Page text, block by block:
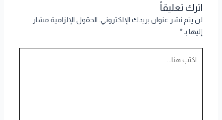
اترك تعليقاً
لن يتم نشر عنوان بريدك الإلكتروني. الحقول الإلزامية مشار
إليها بـ*